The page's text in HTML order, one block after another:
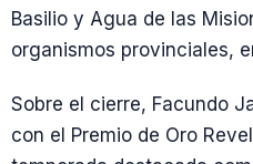
Basilio y Agua de las
organismos provinciales,
Sobre el cierre, Facundo
con el Premio de Oro